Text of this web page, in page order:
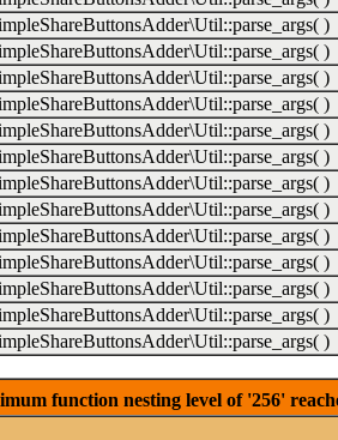
)
)
)
)
)
)
)
)
)
)
)
)
)
function nesting level of '256'